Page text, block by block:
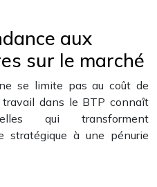
aux
sur le marché
se limite pas au coût de
travail dans le BTP connaît
qui transforment
stratégique à une pénurie